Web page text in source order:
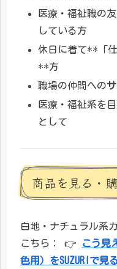
医療・福祉職の
している方
休日に着て**「
**方
職場の仲間への
医療・福祉系を
として
商品を見る・
白地・ナチュラル系
こちら： 👉
こう見
色用）をSUZURIで見る